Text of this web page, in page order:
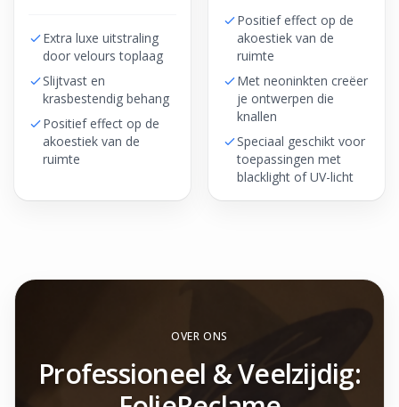
Extra luxe uitstraling
door velours toplaag
Slijtvast en
krasbestendig behang
Positief effect op de
akoestiek van de
ruimte
Positief effect op de
akoestiek van de
ruimte
Met neoninkten creëer
je ontwerpen die
knallen
Speciaal geschikt voor
toepassingen met
blacklight of UV-licht
OVER ONS
Professioneel & Veelzijdig: